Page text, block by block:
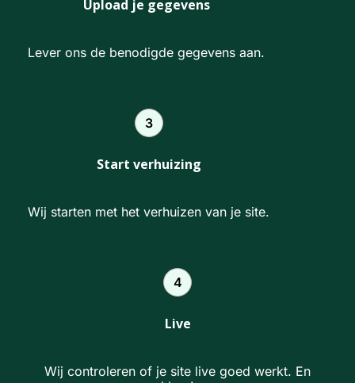
Upload je gegevens
Lever ons de benodigde gegevens aan.
3
Start verhuizing
Wij starten met het verhuizen van je site.
4
Live
Wij controleren of je site live goed werkt. En